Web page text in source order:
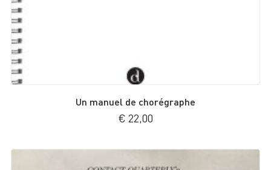
Un manuel de chorégraphe
€ 22,00